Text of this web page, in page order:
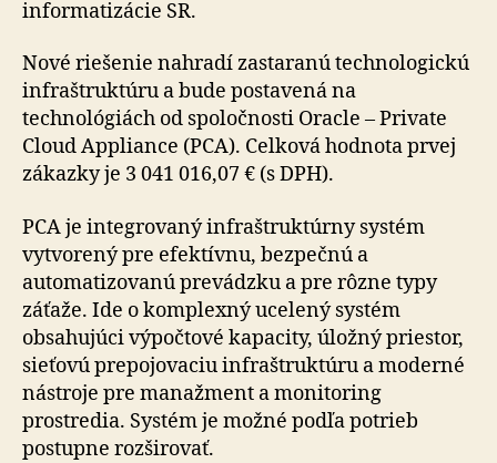
informatizácie SR.
Nové riešenie nahradí zastaranú technologickú
infraštruktúru a bude postavená na
technológiách od spoločnosti Oracle – Private
Cloud Appliance (PCA). Celková hodnota prvej
zákazky je 3 041 016,07 € (s DPH).
PCA je integrovaný infraštruktúrny systém
vytvorený pre efektívnu, bezpečnú a
automatizovanú prevádzku a pre rôzne typy
záťaže. Ide o komplexný ucelený systém
obsahujúci výpočtové kapacity, úložný priestor,
sieťovú prepojovaciu infraštruktúru a moderné
nástroje pre manažment a monitoring
prostredia. Systém je možné podľa potrieb
postupne rozširovať.